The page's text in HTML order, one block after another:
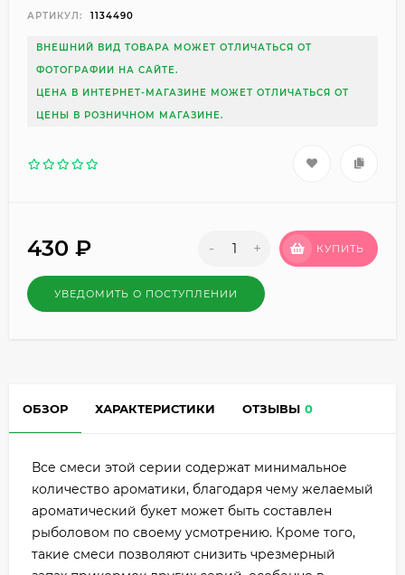
АРТИКУЛ: 1134490
ВНЕШНИЙ ВИД ТОВАРА МОЖЕТ ОТЛИЧАТЬСЯ ОТ
ФОТОГРАФИИ НА САЙТЕ.
ЦЕНА В ИНТЕРНЕТ-МАГАЗИНЕ МОЖЕТ ОТЛИЧАТЬСЯ ОТ
ЦЕНЫ В РОЗНИЧНОМ МАГАЗИНЕ.
430 ₽ - + КУПИТЬ
УВЕДОМИТЬ О ПОСТУПЛЕНИИ
ОБЗОР ХАРАКТЕРИСТИКИ ОТЗЫВЫ 0
Все смеси этой серии содержат минимальное
количество ароматики, благодаря чему желаемый
ароматический букет может быть составлен
рыболовом по своему усмотрению. Кроме того,
такие смеси позволяют снизить чрезмерный